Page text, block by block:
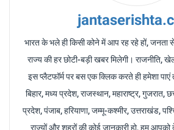
भारत के भले ही किसी कोने में आप रह रहे हों, जनता
राज्य की हर छोटी-बड़ी खबर मिलेगी। राजनीति,
इस प्लैटफॉर्म पर बस एक क्लिक करते ही हमेशा
बिहार, मध्य प्रदेश, राजस्थान, महाराष्ट्र, गुजरात,
प्रदेश, पंजाब, हरियाणा, जम्मू-कश्मीर, उत्तराखंड,
राज्यों और शहरों की कोई जानकारी हो, हम आपको